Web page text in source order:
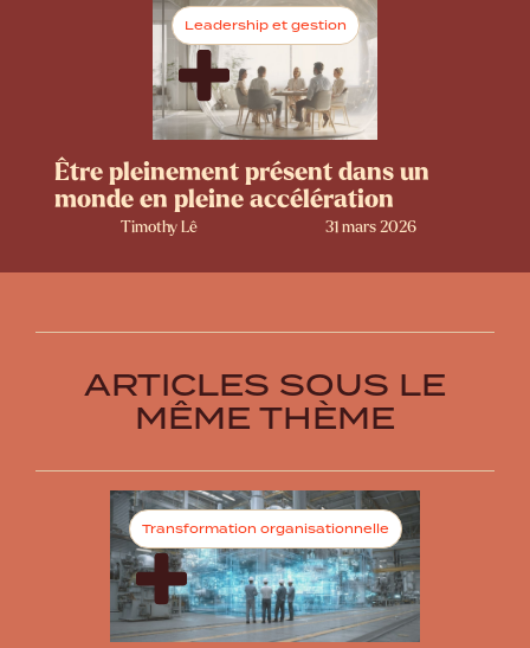
Leadership et gestion
Être pleinement présent dans un
monde en pleine accélération
Timothy Lê 31 mars 2026
ARTICLES SOUS LE
MÊME THÈME
Transformation organisationnelle